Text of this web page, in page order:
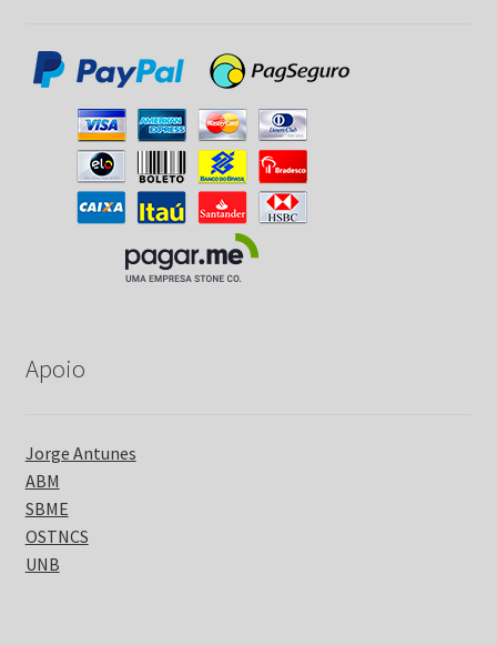
Apoio
Jorge Antunes
ABM
SBME
OSTNCS
UNB